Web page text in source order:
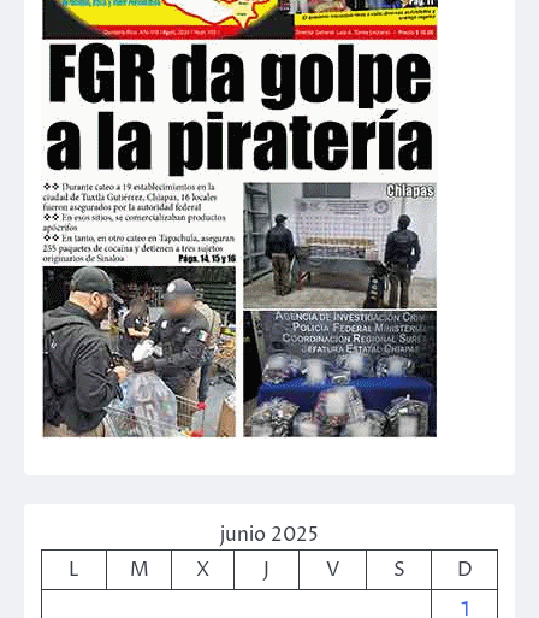
junio 2025
L
M X J V S
D
1